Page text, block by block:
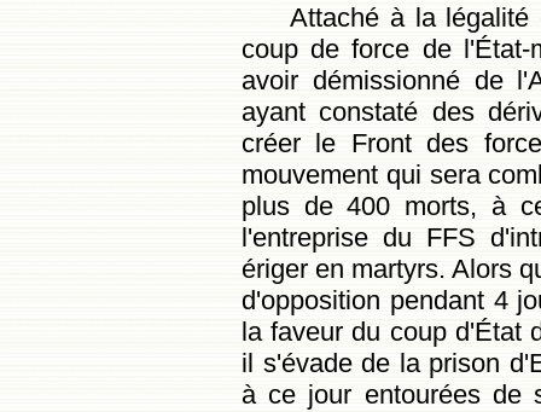
Attaché à la
coup de force de l'État-
avoir démissionné de
ayant constaté des
créer le Front des
mouvement qui sera
plus de 400 morts, à
l'entreprise du FFS
ériger en martyrs. Alors
d'opposition pendant 4
la faveur du coup d'État
il s'évade de la prison
à ce jour entourées de